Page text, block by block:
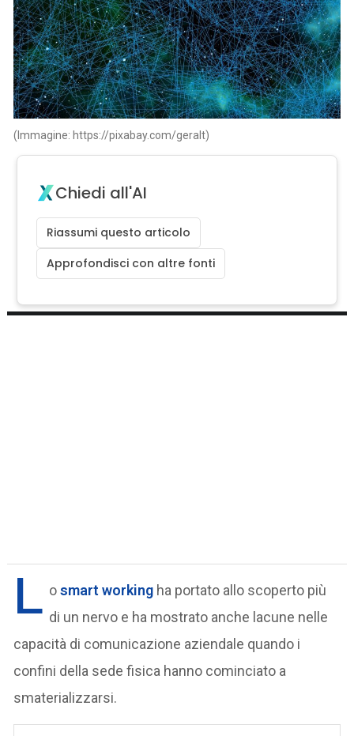
(Immagine: https://pixabay.com/geralt)
Chiedi all'AI
Riassumi questo articolo
Approfondisci con altre fonti
L osmart working ha portato allo scoperto più
di un nervo e ha mostrato anche lacune nelle
capacità di comunicazione aziendale quando i
confini della sede fisica hanno cominciato a
smaterializzarsi.